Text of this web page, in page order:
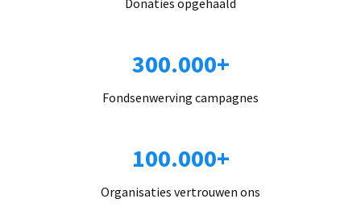
300.000+
Fondsenwerving campagnes
100.000+
Organisaties vertrouwen ons